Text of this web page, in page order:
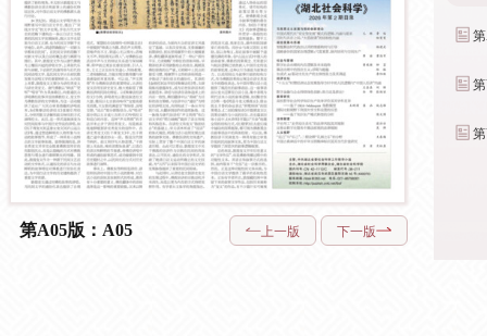
第A05版：A05 上一版 下一版
专刊1